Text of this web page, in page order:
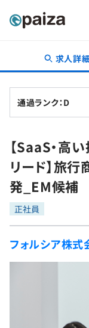
転職・キャリア
転職成功ガイド
転職エージェント
インタビュー
転職成功ガイド
新卒就活
求人検索
本選考
インターン
新卒エージェント
学習
問題集
4択課題
プログラミング言語
ゲーム・マンガ
Tech Team Journal
paizaとは？
求人詳
通過ランク：D
【SaaS・高
リード】旅
発_EM候補
正社員
フォルシア株式